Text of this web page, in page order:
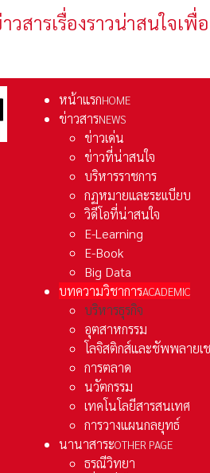
สารเรื่องราวน่าสนใจเ
หน้าแรกHOME
ข่าวสารNEWS
ข่าวเด่น
ข่าวที่น่าสนใจ
บริหารราชการ
กฏหมายและระเเบียบ
วิดีโอที่น่าสนใจ
E-Learning
E-Book
Big Data
บทความวิชาการACADEMIC
บริหารธุรกิจ
อุตสาหกรรม
โลจิสติกส์และชัพพลายเ
การตลาด
นวัตกรรม
เทคโนโลยีสารสนเทศ
การวางแผนกลยุทธ์
นานาสาระOTHER PAGE
ธรณีวิทยา